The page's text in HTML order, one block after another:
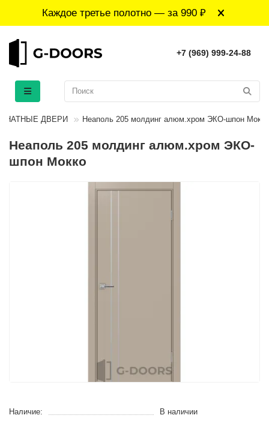
Каждое третье полотно — за 990 ₽
+7 (969) 999-24-88
ДВЕРИ Неаполь 205 молдинг алюм.хром ЭКО-шпон Мокко
Неаполь 205 молдинг алюм.хром ЭКО-
шпон Мокко
Наличие: В наличии